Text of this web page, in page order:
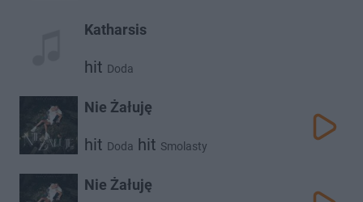
Katharsis
hit Doda
Nie Żałuję
hit Doda hit Smolasty
Nie Żałuję